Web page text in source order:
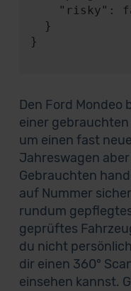
}
Den Ford Mondeo
einer gebrauchten
um einen fast
Jahreswagen
Gebrauchten
auf Nummer
rundum
geprüftes
du nicht
dir einen 360°
einsehen kannst.